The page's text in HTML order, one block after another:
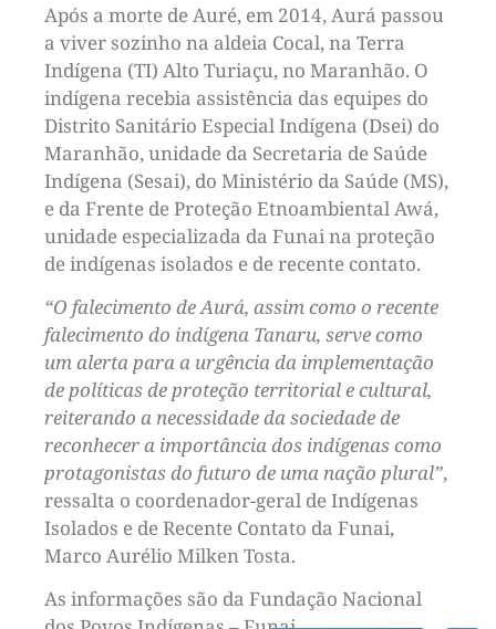
Após a morte de Auré, em 2014, Aurá passou
a viver sozinho na aldeia Cocal, na Terra
Indígena (TI) Alto Turiaçu, no Maranhão. O
indígena recebia assistência das equipes do
Distrito Sanitário Especial Indígena (Dsei) do
Maranhão, unidade da Secretaria de Saúde
Indígena (Sesai), do Ministério da Saúde (MS),
e da Frente de Proteção Etnoambiental Awá,
unidade especializada da Funai na proteção
de indígenas isolados e de recente contato.
“O falecimento de Aurá, assim como o recente
falecimento do indígena Tanaru, serve como
um alerta para a urgência da implementação
de políticas de proteção territorial e cultural,
reiterando a necessidade da sociedade de
reconhecer a importância dos indígenas como
protagonistas do futuro de uma nação plural”,
ressalta o coordenador-geral de Indígenas
Isolados e de Recente Contato da Funai,
Marco Aurélio Milken Tosta.
As informações são da Fundação Nacional